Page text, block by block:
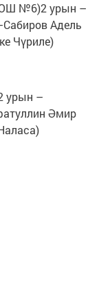
№6)2 урын –
Адель
Чүриле)
урын –
Әмир